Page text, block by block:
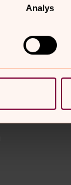
Analys
för